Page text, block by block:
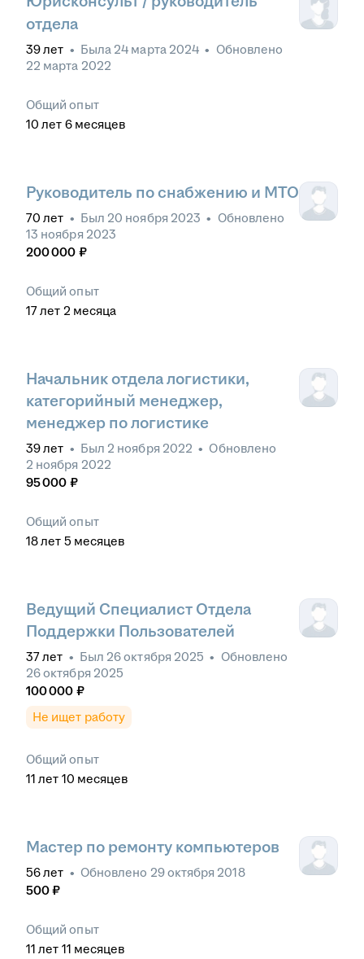
отдела
39лет • Была 24 марта 2024 • Обновлено
22 марта 2022
Общий опыт
10 лет 6 месяцев
Руководитель по снабжению и МТО
70 лет • Был 20 ноября 2023 • Обновлено
13 ноября 2023
200 000 ₽
Общий опыт
17лет 2 месяца
Начальник отдела логистики,
категорийный менеджер,
менеджер по логистике
39лет • Был 2 ноября 2022 • Обновлено
2 ноября 2022
95 000 ₽
Общий опыт
18лет 5 месяцев
Ведущий Специалист Отдела
Поддержки Пользователей
37лет • Был 26 октября 2025 • Обновлено
26 октября 2025
100 000 ₽
Не ищет работу
Общий опыт
11 лет 10 месяцев
Мастер по ремонту компьютеров
56лет • Обновлено 29 октября 2018
500₽
Общий опыт
11 лет 11 месяцев